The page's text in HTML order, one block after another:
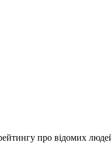
про відомих